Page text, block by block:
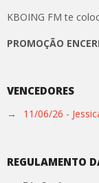
KBOING FM te
PROMOÇÃO
VENCEDORES
→ 11/06/26 -
REGULAMENTO